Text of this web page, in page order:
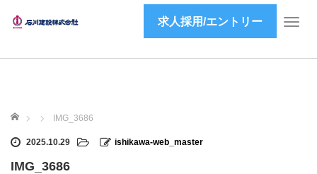
T
求人採用/エントリー
ホーム IMG_3686
2025.10.29 ishikawa-web_master
IMG_3686